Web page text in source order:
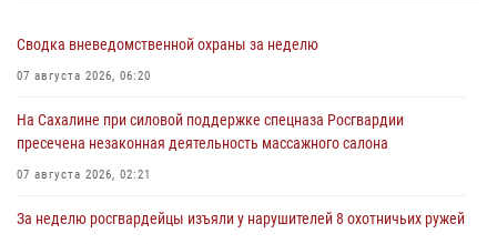
Сводка вневедомственной охраны за неделю
07 августа 2026, 06:20
На Сахалине при силовой поддержке спецназа Росгвардии
пресечена незаконная деятельность массажного салона
07 августа 2026, 02:21
За неделю росгвардейцы изъяли у нарушителей 8 охотничьих ружей